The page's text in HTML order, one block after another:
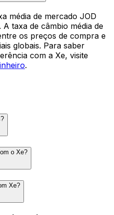
média de mercado JOD
taxa de câmbio média de
os preços de compra e
globais. Para saber
com a Xe, visite
.
o Xe?
Xe?